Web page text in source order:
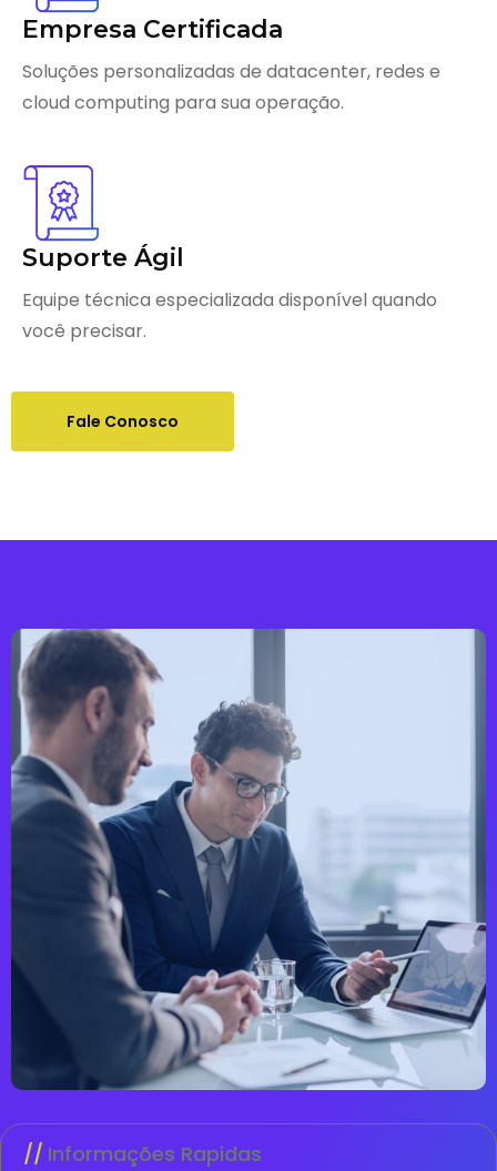
Empresa Certificada
Soluções personalizadas de datacenter, redes e
cloud computing para sua operação.
Suporte Ágil
Equipe técnica especializada disponível quando
você precisar.
Fale Conosco
Informações Rapidas